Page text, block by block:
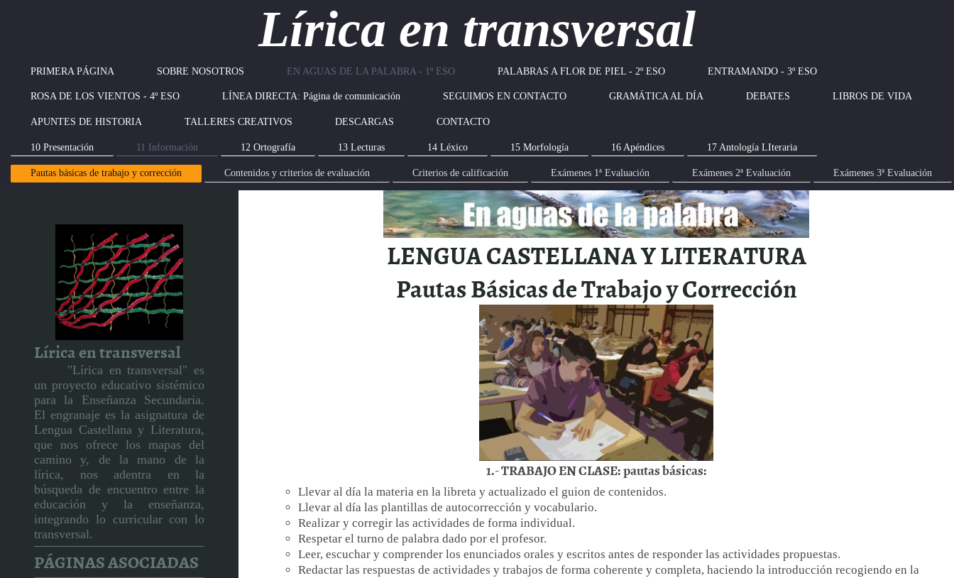
Lírica en transversal
PRIMERA PÁGINA SOBRE NOSOTROS EN AGUAS DE LA PALABRA - 1º ESO PALABRAS A FLOR DE PIEL - 2º ESO ENTRAMANDO - 3º ESO
ROSA DE LOS VIENTOS - 4º ESO LÍNEA DIRECTA: Página de comunicación SEGUIMOS EN CONTACTO GRAMÁTICA AL DÍA DEBATES LIBROS DE VIDA
APUNTES DE HISTORIA TALLERES CREATIVOS DESCARGAS CONTACTO
10 Presentación 11 Información 12 Ortografía 13 Lecturas 14 Léxico 15 Morfología 16 Apéndices 17 Antología LIteraria
Pautas básicas de trabajo y corrección Contenidos y criterios de evaluación Criterios de calificación Exámenes 1ª Evaluación Exámenes 2ª Evaluación Exámenes 3ª Evaluación
LENGUA CASTELLANA Y LITERATURA
Pautas Básicas de Trabajo y Corrección
1.- TRABAJO EN CLASE: pautas básicas:
Llevar al día la materia en la libreta y actualizado el guion de contenidos.
Llevar al día las plantillas de autocorrección y vocabulario.
Realizar y corregir las actividades de forma individual.
Respetar el turno de palabra dado por el profesor.
Leer, escuchar y comprender los enunciados orales y escritos antes de responder las actividades propuestas.
Redactar las respuestas de actividades y trabajos de forma coherente y completa, haciendo la introducción recogiendo en la
Lírica en transversal
"Lírica en transversal" es
un proyecto educativo sistémico
para la Enseñanza Secundaria.
El engranaje es la asignatura de
Lengua Castellana y Literatura,
que nos ofrece los mapas del
camino y, de la mano de la
lírica, nos adentra en la
búsqueda de encuentro entre la
educación y la enseñanza,
integrando lo curricular con lo
transversal.
PÁGINAS ASOCIADAS